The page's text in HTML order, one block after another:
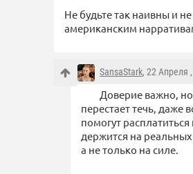
Не будьте так наивны и
американским
SansaStark, 22 Апреля ,
Доверие важно,
перестает течь, даже
помогут
держится на
а не только на силе.